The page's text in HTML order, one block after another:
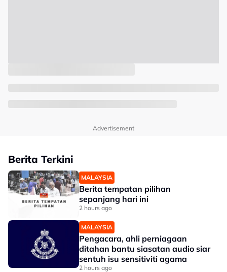
Advertisement
Berita Terkini
MALAYSIA
Berita tempatan pilihan
sepanjang hari ini
2 hours ago
MALAYSIA
Pengacara, ahli perniagaan
ditahan bantu siasatan audio siar
sentuh isu sensitiviti agama
2 hours ago